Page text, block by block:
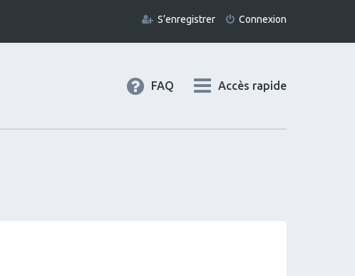
Connexion
S’enregistrer
Accès rapide
FAQ